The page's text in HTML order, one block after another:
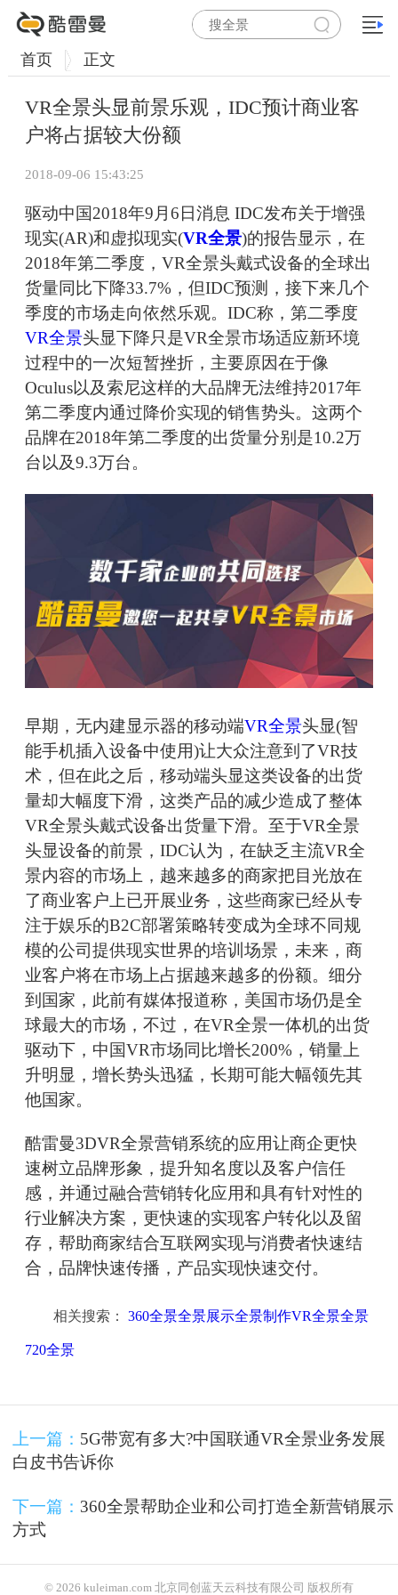
首页 正文
VR全景头显前景乐观，IDC预计商业客
户将占据较大份额
2018-09-06 15:43:25
驱动中国2018年9月6日消息 IDC发布关于增强
现实(AR)和虚拟现实(VR全景)的报告显示，在
2018年第二季度，VR全景头戴式设备的全球出
货量同比下降33.7%，但IDC预测，接下来几个
季度的市场走向依然乐观。IDC称，第二季度
VR全景头显下降只是VR全景市场适应新环境
过程中的一次短暂挫折，主要原因在于像
Oculus以及索尼这样的大品牌无法维持2017年
第二季度内通过降价实现的销售势头。这两个
品牌在2018年第二季度的出货量分别是10.2万
台以及9.3万台。
早期，无内建显示器的移动端VR全景头显(智
能手机插入设备中使用)让大众注意到了VR技
术，但在此之后，移动端头显这类设备的出货
量却大幅度下滑，这类产品的减少造成了整体
VR全景头戴式设备出货量下滑。至于VR全景
头显设备的前景，IDC认为，在缺乏主流VR全
景内容的市场上，越来越多的商家把目光放在
了商业客户上已开展业务，这些商家已经从专
注于娱乐的B2C部署策略转变成为全球不同规
模的公司提供现实世界的培训场景，未来，商
业客户将在市场上占据越来越多的份额。细分
到国家，此前有媒体报道称，美国市场仍是全
球最大的市场，不过，在VR全景一体机的出货
驱动下，中国VR市场同比增长200%，销量上
升明显，增长势头迅猛，长期可能大幅领先其
他国家。
酷雷曼3DVR全景营销系统的应用让商企更快
速树立品牌形象，提升知名度以及客户信任
感，并通过融合营销转化应用和具有针对性的
行业解决方案，更快速的实现客户转化以及留
存，帮助商家结合互联网实现与消费者快速结
合，品牌快速传播，产品实现快速交付。
相关搜索： 360全景全景展示全景制作VR全景全景
720全景
上一篇： 5G带宽有多大?中国联通VR全景业务发展
白皮书告诉你
下一篇： 360全景帮助企业和公司打造全新营销展示
方式
© 2026 kuleiman.com 北京同创蓝天云科技有限公司 版权所有